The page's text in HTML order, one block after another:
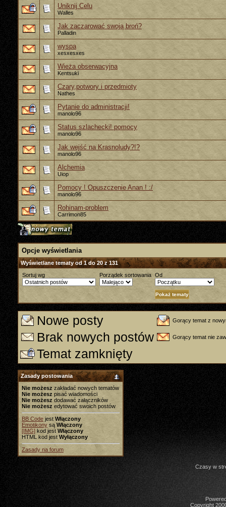
Uniknij Celu
Walles
Jak zaczarować swoją broń?
Palladin
wyspa
xesxesxes
Wieża obserwacyjna
Kentsuki
Czary,potwory i przedmioty
Nathes
Pytanie do administracji!
manolo96
Status szlachecki! pomocy
manolo96
Jak wejść na Krasnoludy?!?
manolo96
Alchemia
Uiop
Pomocy ! Opuszczenie Anan ! :/
manolo96
Rohinam-problem
Carrimon85
Opcje wyświetlania
Wyświetlane tematy od 1 do 20 z 131
Sortuj wg
Porządek sortowania Od
Nowe posty Gorący temat z
Brak nowych postów Gorący temat nie
Temat zamknięty
Zasady postowania
Nie możesz zakładać nowych tematów
Nie możesz pisać wiadomości
Nie możesz dodawać załączników
Nie możesz edytować swoich postów
BB Code jest Włączony
Emotikony są Włączony
[IMG] kod jest Włączony
HTML kod jest Wyłączony
Zasady na forum
Czasy w
Copyright